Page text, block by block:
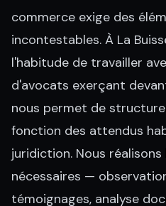
commerce exige des
incontestables. À La
l'habitude de travailler
d'avocats exerçant
nous permet de
fonction des attendus
juridiction. Nous
nécessaires —
témoignages, analyse